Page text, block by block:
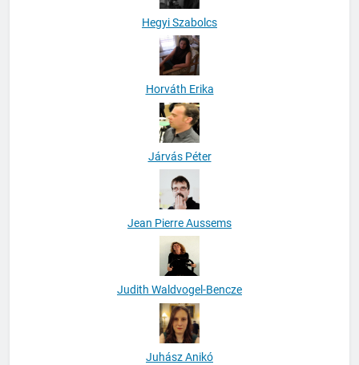
Hegyi Szabolcs
Horváth Erika
Járvás Péter
Jean Pierre Aussems
Judith Waldvogel-Bencze
Juhász Anikó